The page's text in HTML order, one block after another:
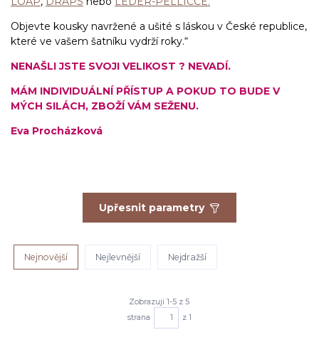
Objevte kousky navržené a ušité s láskou v České republice,
které ve vašem šatníku vydrží roky.“
NENAŠLI JSTE SVOJI VELIKOST ? NEVADÍ.
MÁM INDIVIDUÁLNÍ PŘÍSTUP A POKUD TO BUDE V
MÝCH SILÁCH, ZBOŽÍ VÁM SEŽENU.
Eva Procházková
Upřesnit parametry
Nejnovější Nejlevnější Nejdražší
Zobrazuji 1-5 z 5
strana
z 1